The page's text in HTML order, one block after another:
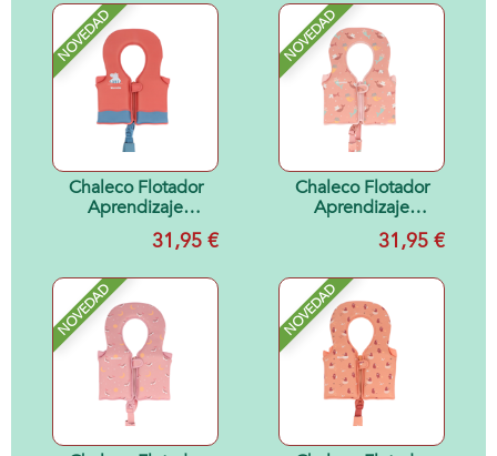
NOVEDAD
Chaleco Flotador
Aprendizaje
Hippos Talla 1-2
años31,95 €
NOVEDAD
Chaleco Flotador
Aprendizaje
Mermaid Cats Talla
1-2 años31,95 €
NOVEDAD NOVEDAD